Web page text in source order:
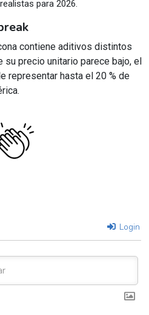
para 2026.
contiene aditivos distintos
su precio unitario parece bajo, el
representar hasta el 20 % de
Login